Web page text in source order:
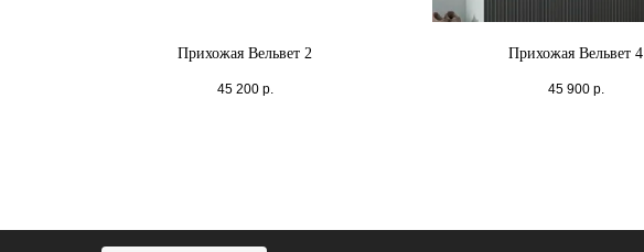
Прихожая Вельвет 2
45 200 р.
Прихожая Вельвет 4
45 900 р.